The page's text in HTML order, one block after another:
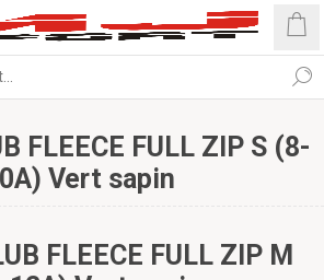
FLEECE FULL ZIP S (8-
Vert sapin
FLEECE FULL ZIP M